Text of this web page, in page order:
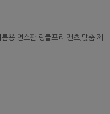
용 면스판 링클프리 팬츠,맞춤 제